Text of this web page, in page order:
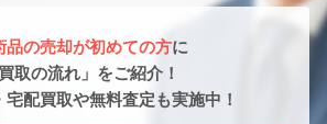
品の売却が初めての方に
買取の流れ」をご紹介！
配買取や無料査定も実施中！